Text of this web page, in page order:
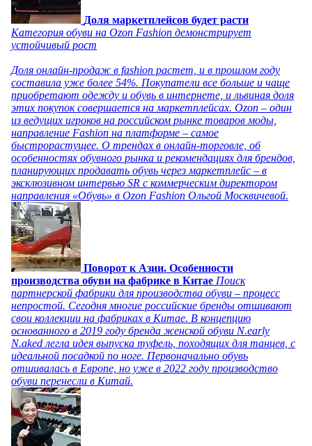
Доля маркетплейсов будет расти
Категория обуви на Ozon Fashion демонстрирует
устойчивый рост
Доля онлайн-продаж в fashion растет, и в прошлом году
составила уже более 54%. Покупатели все больше и чаще
приобретают одежду и обувь в интернете, и львиная доля
этих покупок совершается на маркетплейсах. Ozon – один
из ведущих игроков на российском рынке товаров моды,
направление Fashion на платформе – самое
быстрорастущее. О трендах в онлайн-торговле, об
особенностях обувного рынка и рекомендациях для брендов,
планирующих продавать обувь через маркетплейс – в
эксклюзивном интервью SR с коммерческим директором
направления «Обувь» в Ozon Fashion Ольгой Москвичевой.
Поворот к Азии. Особенности
производства обуви на фабрике в Китае Поиск
партнерской фабрики для производства обуви – процесс
непростой. Сегодня многие российские бренды отшивают
свои коллекции на фабриках в Китае. В концепцию
основанного в 2019 году бренда женской обуви N.early
N.aked легла идея выпуска туфель, походящих для танцев, с
идеальной посадкой по ноге. Первоначально обувь
отшивалась в Европе, но уже в 2022 году производство
обуви перенесли в Китай.